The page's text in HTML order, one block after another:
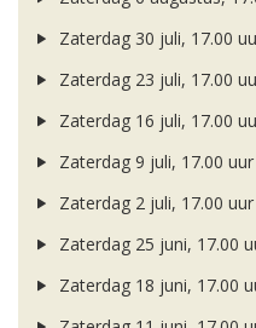
Zaterdag 30 juli, 17.00
Zaterdag 23 juli, 17.00
Zaterdag 16 juli, 17.00
Zaterdag 9 juli, 17.00 uur
Zaterdag 2 juli, 17.00 uur
Zaterdag 25 juni, 17.00
Zaterdag 18 juni, 17.00